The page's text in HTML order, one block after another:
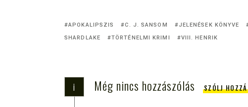
APOKALIPSZIS C. J. SANSOM JELENÉSEK KÖNYVE
SHARDLAKE
TÖRTÉNELMI KRIMI VIII. HENRIK
i Még nincs hozzászólás SZÓLJ HOZZÁ